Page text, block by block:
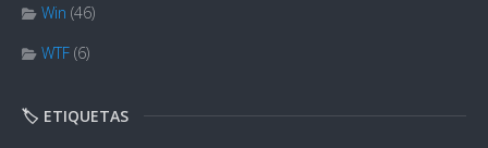
Win (46)
WTF (6)
🏷️ ETIQUETAS